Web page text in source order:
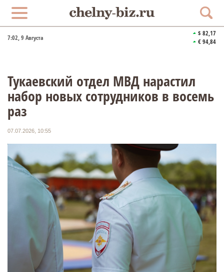
7:02, 9 Августа
$ 82,17
€ 94,84
Тукаевский отдел МВД нарастил
набор новых сотрудников в восемь
раз
07.07.2026, 10:55